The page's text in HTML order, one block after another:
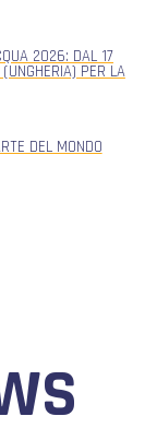
2026: DAL 17
PER LA
DEL MONDO